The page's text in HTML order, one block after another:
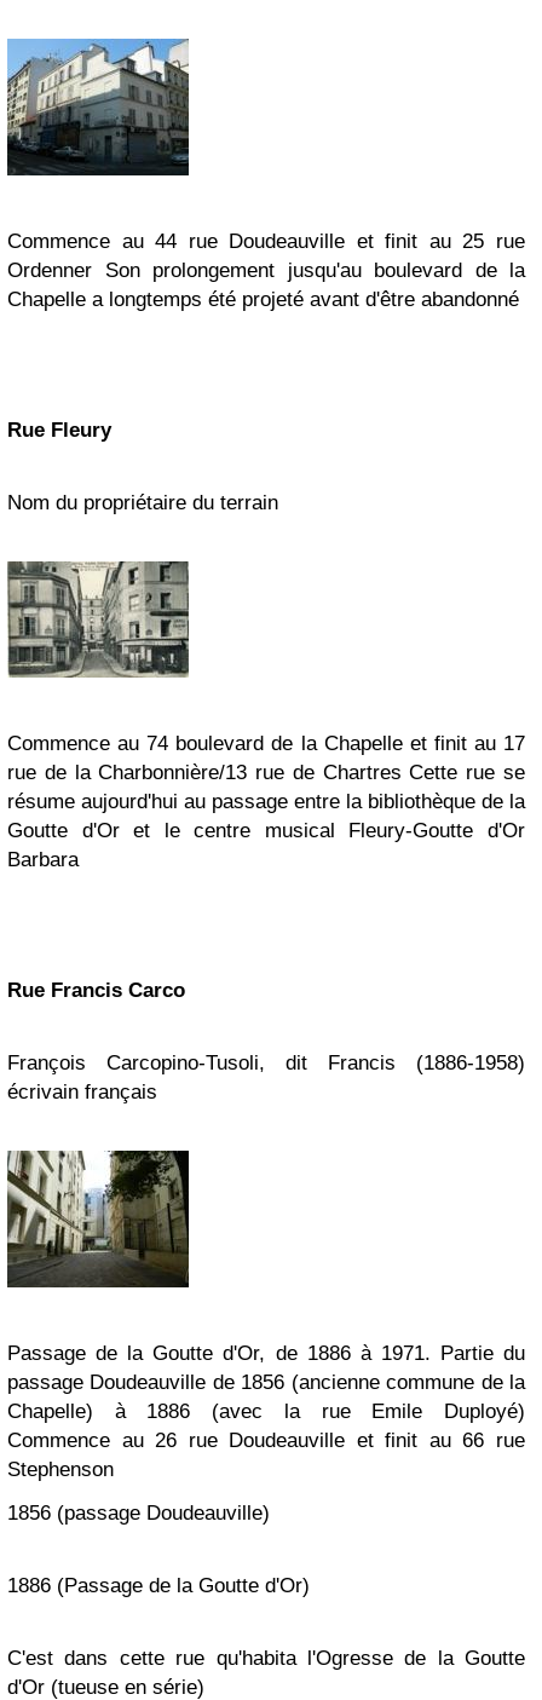
Commence au 44 rue Doudeauville et finit au 25 rue
Ordenner
Son prolongement jusqu'au boulevard de la
Chapelle a longtemps été projeté avant d'être abandonné
Rue Fleury
Nom du propriétaire du terrain
Commence au 74 boulevard de la Chapelle et finit au 17
rue de la Charbonnière/13 rue de Chartres Cette rue se
résume aujourd'hui au passage entre la bibliothèque de la
Goutte d'Or et le centre musical Fleury-Goutte d'Or
Barbara
Rue Francis Carco
François Carcopino-Tusoli, dit Francis (1886-1958)
écrivain français
Passage de la Goutte d'Or, de 1886 à 1971. Partie du
passage Doudeauville de 1856 (ancienne commune de la
Chapelle) à 1886 (avec la rue Emile Duployé)
Commence au 26 rue Doudeauville et finit au 66 rue
Stephenson
1856 (passage Doudeauville)
1886 (Passage de la Goutte d'Or)
C'est dans cette rue qu'habita l'Ogresse de la Goutte
d'Or (tueuse en série)